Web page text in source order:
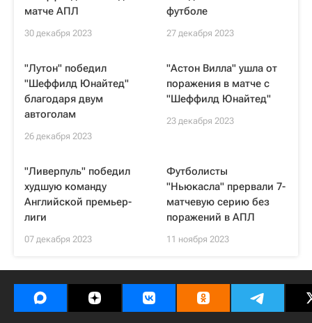
матче АПЛ
30 декабря 2023
футболе
27 декабря 2023
"Лутон" победил
"Шеффилд Юнайтед"
благодаря двум
автоголам
26 декабря 2023
"Астон Вилла" ушла от
поражения в матче с
"Шеффилд Юнайтед"
23 декабря 2023
"Ливерпуль" победил
худшую команду
Английской премьер-
лиги
07 декабря 2023
Футболисты
"Ньюкасла" прервали 7-
матчевую серию без
поражений в АПЛ
11 ноября 2023